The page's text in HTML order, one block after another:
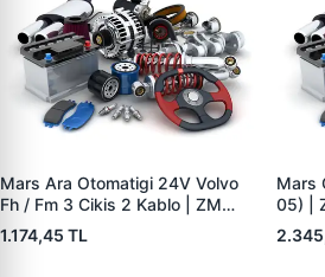
Mars Ara Otomatigi 24V Volvo
Fh / Fm 3 Cikis 2 Kablo | ZM
8408 | OEM 20572417
1.174,45 TL
Mars
05) |